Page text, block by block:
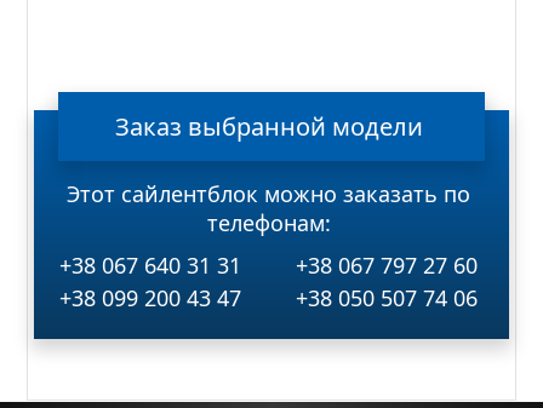
Заказ выбранной модели
Этот сайлентблок можно заказать по
телефонам:
+38 067 640 31 31
+38 067 797 27 60
+38 099 200 43 47
+38 050 507 74 06